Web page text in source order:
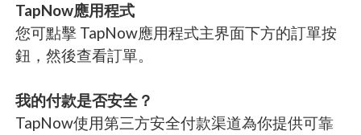
TapNow應用程式
您可點擊 TapNow應用程式主界面下方的訂單按
鈕，然後查看訂單。
我的付款是否安全？
TapNow使用第三方安全付款渠道為你提供可靠